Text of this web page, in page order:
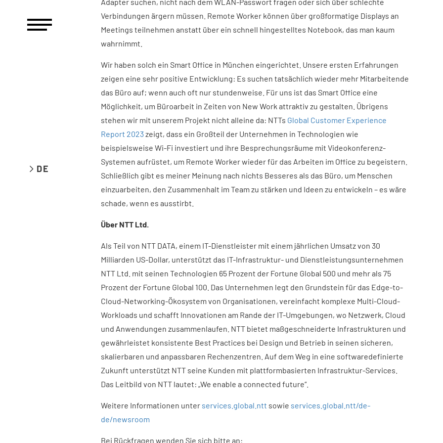
DE
Verbindungen ärgern müssen. Remote Worker können über großformatige Displays an
Meetings teilnehmen anstatt über ein schnell hingestelltes Notebook, das man kaum
wahrnimmt.
Wir haben solch ein Smart Office in München eingerichtet. Unsere ersten Erfahrungen
zeigen eine sehr positive Entwicklung: Es suchen tatsächlich wieder mehr Mitarbeitende
das Büro auf; wenn auch oft nur stundenweise. Für uns ist das Smart Office eine
Möglichkeit, um Büroarbeit in Zeiten von New Work attraktiv zu gestalten. Übrigens
stehen wir mit unserem Projekt nicht alleine da: NTTs Global Customer Experience
Report 2023zeigt, dass ein Großteil der Unternehmen in Technologien wie
beispielsweise Wi-Fi investiert und ihre Besprechungsräume mit Videokonferenz-
Systemen aufrüstet, um Remote Worker wieder für das Arbeiten im Office zu begeistern.
Schließlich gibt es meiner Meinung nach nichts Besseres als das Büro, um Menschen
einzuarbeiten, den Zusammenhalt im Team zu stärken und Ideen zu entwickeln – es wäre
schade, wenn es ausstirbt.​
Über NTT Ltd.
Als Teil von NTT DATA, einem IT-Dienstleister mit einem jährlichen Umsatz von 30
Milliarden US-Dollar, unterstützt das IT-Infrastruktur- und Dienstleistungsunternehmen
NTT Ltd. mit seinen Technologien 65 Prozent der Fortune Global 500 und mehr als 75
Prozent der Fortune Global 100. Das Unternehmen legt den Grundstein für das Edge-to-
Cloud-Networking-Ökosystem von Organisationen, vereinfacht komplexe Multi-Cloud-
Workloads und schafft Innovationen am Rande der IT-Umgebungen, wo Netzwerk, Cloud
und Anwendungen zusammenlaufen. NTT bietet maßgeschneiderte Infrastrukturen und
gewährleistet konsistente Best Practices bei Design und Betrieb in seinen sicheren,
skalierbaren und anpassbaren Rechenzentren. Auf dem Weg in eine softwaredefinierte
Zukunft unterstützt NTT seine Kunden mit plattformbasierten Infrastruktur-Services.
Das Leitbild von NTT lautet: „We enable a connected future“.
Weitere Informationen unter services.global.ntt sowie services.global.ntt/de-
de/newsroom
Bei Rückfragen wenden Sie sich bitte an: